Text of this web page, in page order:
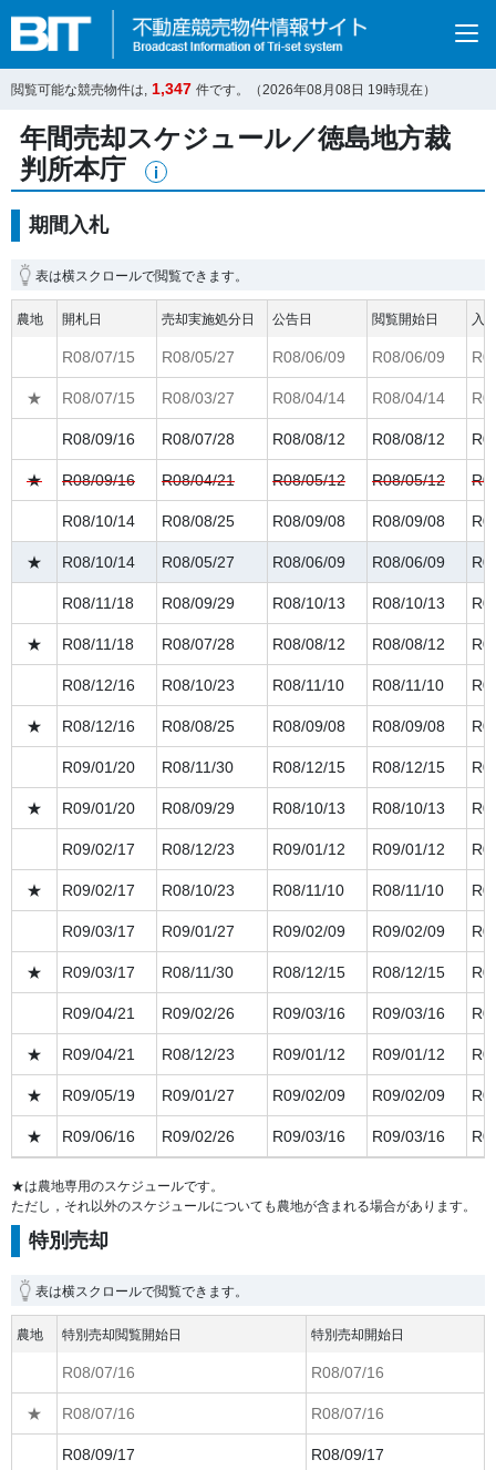
閲覧可能な競売物件は, 1,347 件です。（2026年08月08日 19時現在）
年間売却スケジュール／徳島地方裁
判所本庁
期間入札
表は横スクロールで閲覧できます。
農地 開札日 売却実施処分日 公告日 閲覧開始日 入
R08/07/15 R08/05/27 R08/06/09 R08/06/09
★ R08/07/15 R08/03/27 R08/04/14 R08/04/14
R08/09/16 R08/07/28 R08/08/12 R08/08/12
★ R08/09/16 R08/04/21 R08/05/12 R08/05/12
R08/10/14 R08/08/25 R08/09/08 R08/09/08
★ R08/10/14 R08/05/27 R08/06/09 R08/06/09
R08/11/18 R08/09/29 R08/10/13 R08/10/13
★ R08/11/18 R08/07/28 R08/08/12 R08/08/12
R08/12/16 R08/10/23 R08/11/10 R08/11/10
★ R08/12/16 R08/08/25 R08/09/08 R08/09/08
R09/01/20 R08/11/30 R08/12/15 R08/12/15
★ R09/01/20 R08/09/29 R08/10/13 R08/10/13
R09/02/17 R08/12/23 R09/01/12 R09/01/12
★ R09/02/17 R08/10/23 R08/11/10 R08/11/10
R09/03/17 R09/01/27 R09/02/09 R09/02/09
★ R09/03/17 R08/11/30 R08/12/15 R08/12/15
R09/04/21 R09/02/26 R09/03/16 R09/03/16
★ R09/04/21 R08/12/23 R09/01/12 R09/01/12
★ R09/05/19 R09/01/27 R09/02/09 R09/02/09
★ R09/06/16 R09/02/26 R09/03/16 R09/03/16
★は農地専用のスケジュールです。
ただし，それ以外のスケジュールについても農地が含まれる場合があります。
特別売却
表は横スクロールで閲覧できます。
農地 特別売却閲覧開始日 特別売却開始日
R08/07/16 R08/07/16
★ R08/07/16 R08/07/16
R08/09/17 R08/09/17